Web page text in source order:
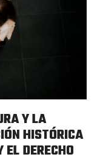
Y LA
HISTÓRICA
EL DERECHO